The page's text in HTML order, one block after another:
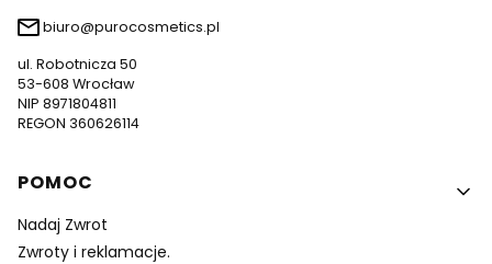
biuro@purocosmetics.pl
ul. Robotnicza 50
53-608 Wrocław
NIP 8971804811
REGON 360626114
Linki w stopce
POMOC
Nadaj Zwrot
Zwroty i reklamacje.